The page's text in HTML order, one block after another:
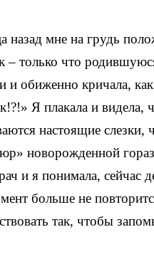
назад мне на грудь
– только что
и обиженно кричала,
Я плакала и видела,
настоящие
новорожденной
и я понимала, сейчас
больше не
так, чтобы